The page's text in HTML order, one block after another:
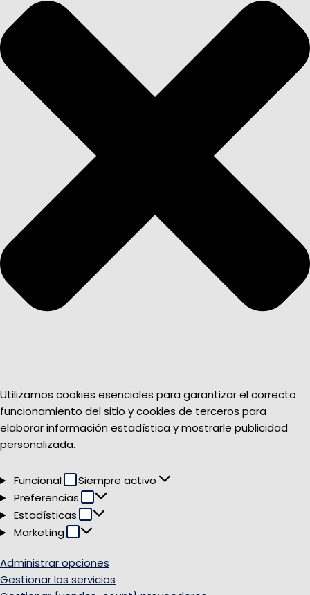
Utilizamos cookies esenciales para garantizar el correcto
funcionamiento del sitio y cookies de terceros para
elaborar información estadística y mostrarle publicidad
personalizada.
Funcional Funcional
Siempre activo
Preferencias
Preferencias
Estadísticas Estadísticas
Marketing Marketing
Administrar opciones
Gestionar los servicios